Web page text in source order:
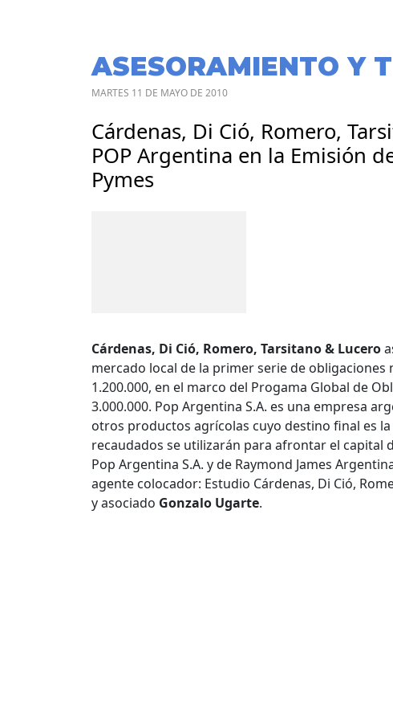
ASESORAMIENTO Y
MARTES 11 DE MAYO DE 2010
Cárdenas, Di Ció, Romero,
POP Argentina en la Emisión
Pymes
Cárdenas, Di Ció, Romero, Tarsitano & Lucero
mercado local de la primer serie de obligaciones
1.200.000, en el marco del Progama Global de
3.000.000. Pop Argentina S.A. es una empresa
otros productos agrícolas cuyo destino final es
recaudados se utilizarán para afrontar el capital
Pop Argentina S.A. y de Raymond James
agente colocador: Estudio Cárdenas, Di Ció,
y asociado Gonzalo Ugarte.